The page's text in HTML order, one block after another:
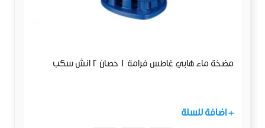
مضخة ماء هابي غاطس فرامة 1 حصان 2 انش سكب
+ اضافة للسلة